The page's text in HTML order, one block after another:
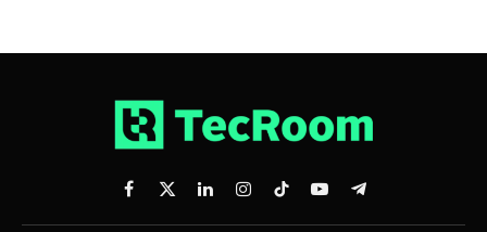
Facebook
X
(Twitter)
LinkedInInstagram
TikTokYouTubeTelegram